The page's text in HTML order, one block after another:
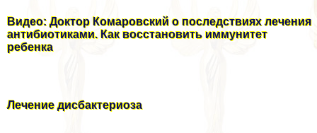
Видео: Доктор Комаровский о последствиях лечения
антибиотиками. Как восстановить иммунитет
ребенка
Лечение дисбактериоза